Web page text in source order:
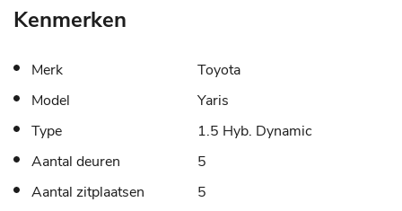
Kenmerken
Merk
Toyota
Model
Yaris
Type
1.5 Hyb. Dynamic
Aantal deuren
5
Aantal zitplaatsen
5